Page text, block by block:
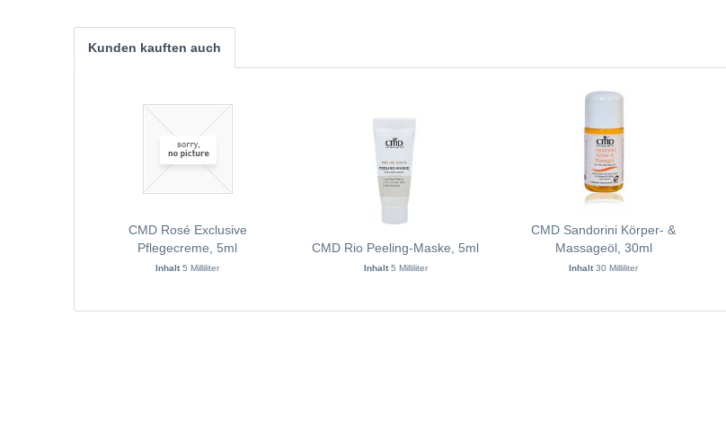
Kunden kauften auch
CMD Rosé Exclusive
Pflegecreme, 5ml
Inhalt5 Milliliter
CMD Rio Peeling-Maske, 5ml
Inhalt 5 Milliliter
CMD Sandorini Körper- &
Massageöl, 30ml
Inhalt30 Milliliter